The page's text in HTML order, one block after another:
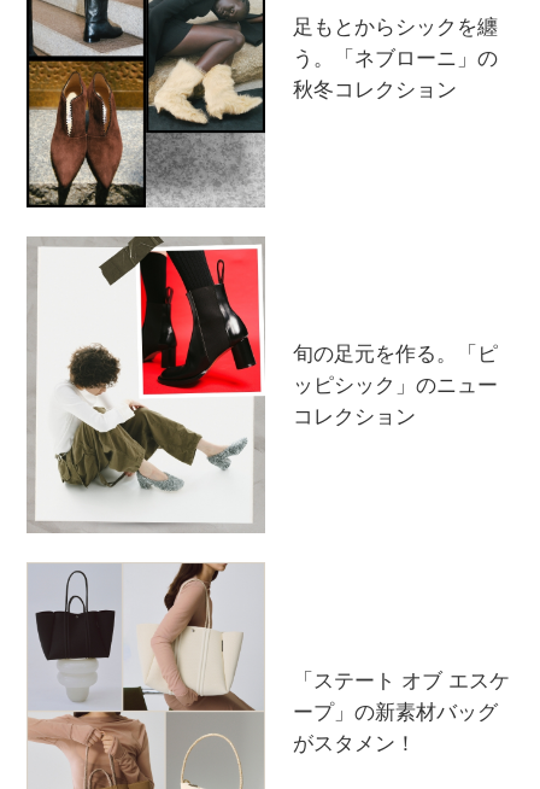
主役級ニットが揃う「シーエフシーエル」の
POP UPがスタート
Stay inthe Loop
ELLE SHOP 公式アプリ
足もとからシックを纏
う。「ネブローニ」の
秋冬コレクション
旬の足元を作る。「ピ
ッピシック」のニュー
コレクション
「ステート オブ エスケ
ープ」の新素材バッグ
がスタメン！